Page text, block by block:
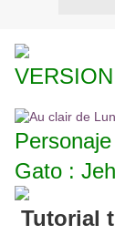
Gato : Jeh
Tutorial